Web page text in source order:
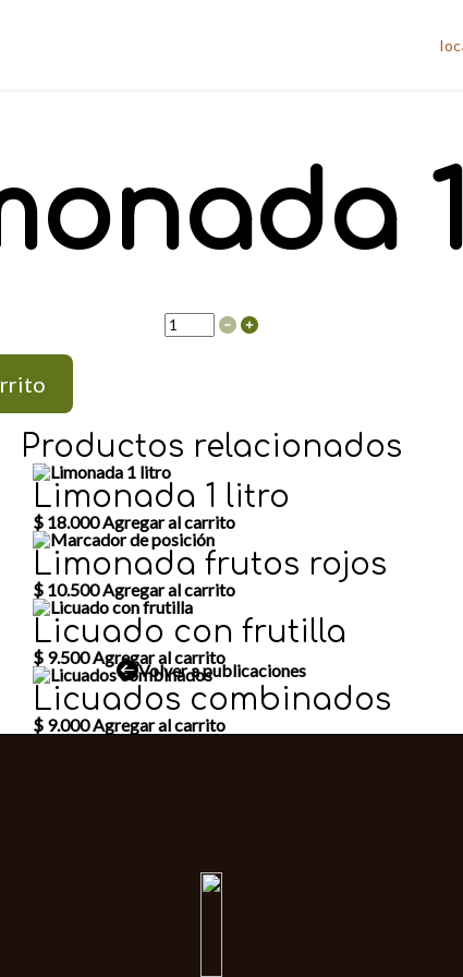
Volver a publicaciones
i
m
1
/
2
c
a
n
t
i
d
a
d
Productos relacionados
Limonada 1 litro
$18.000Agregar al carrito
Limonada frutos rojos
$10.500Agregar al carrito
Licuado con frutilla
$9.500Agregar al carrito
Licuados combinados
$9.000Agregar al carrito